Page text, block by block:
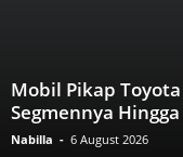
Mobil Pikap
Segmennya
Nabilla - 6 August 2026